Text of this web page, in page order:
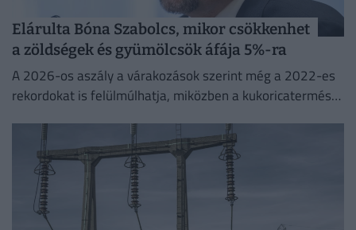
Elárulta Bóna Szabolcs, mikor csökkenhet
a zöldségek és gyümölcsök áfája 5%-ra
A 2026-os aszály a várakozások szerint még a 2022-es
rekordokat is felülmúlhatja, miközben a kukoricatermés
szorulhat.